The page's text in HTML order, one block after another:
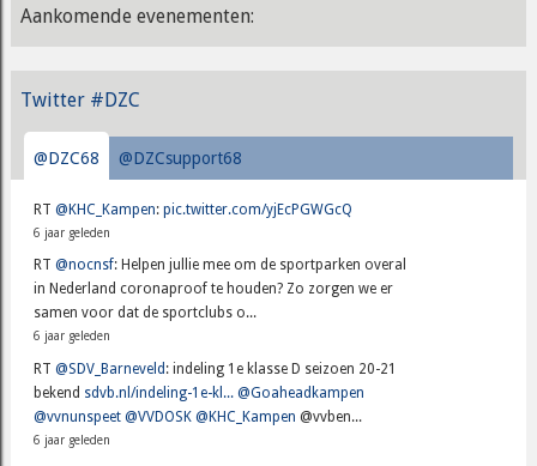
Aankomende evenementen:
Twitter #DZC
@DZC68 @DZCsupport68
RT@KHC_Kampen:pic.twitter.com/yjEcPGWGcQ
6 jaar geleden
RT@nocnsf: Helpen jullie mee om de sportparken overal
in Nederland coronaproof te houden? Zo zorgen we er
samen voor dat de sportclubs o...
6 jaar geleden
RT@SDV_Barneveld : indeling 1e klasse D seizoen 20-21
bekend sdvb.nl/indeling-1e-kl... @Goaheadkampen
@vvnunspeet @VVDOSK @KHC_Kampen @vvben...
6 jaar geleden